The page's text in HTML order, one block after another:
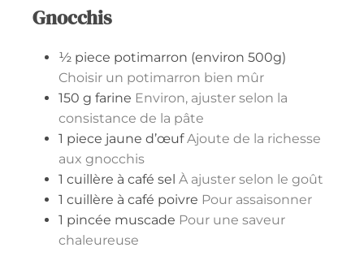
Gnocchis
½ piece potimarron (environ 500g)
Choisir un potimarron bien mûr
150 g farine Environ, ajuster selon la
consistance de la pâte
1 piece jaune d’œuf Ajoute de la richesse
aux gnocchis
1 cuillère à café sel À ajuster selon le goût
1 cuillère à café poivre Pour assaisonner
1 pincée muscade Pour une saveur
chaleureuse